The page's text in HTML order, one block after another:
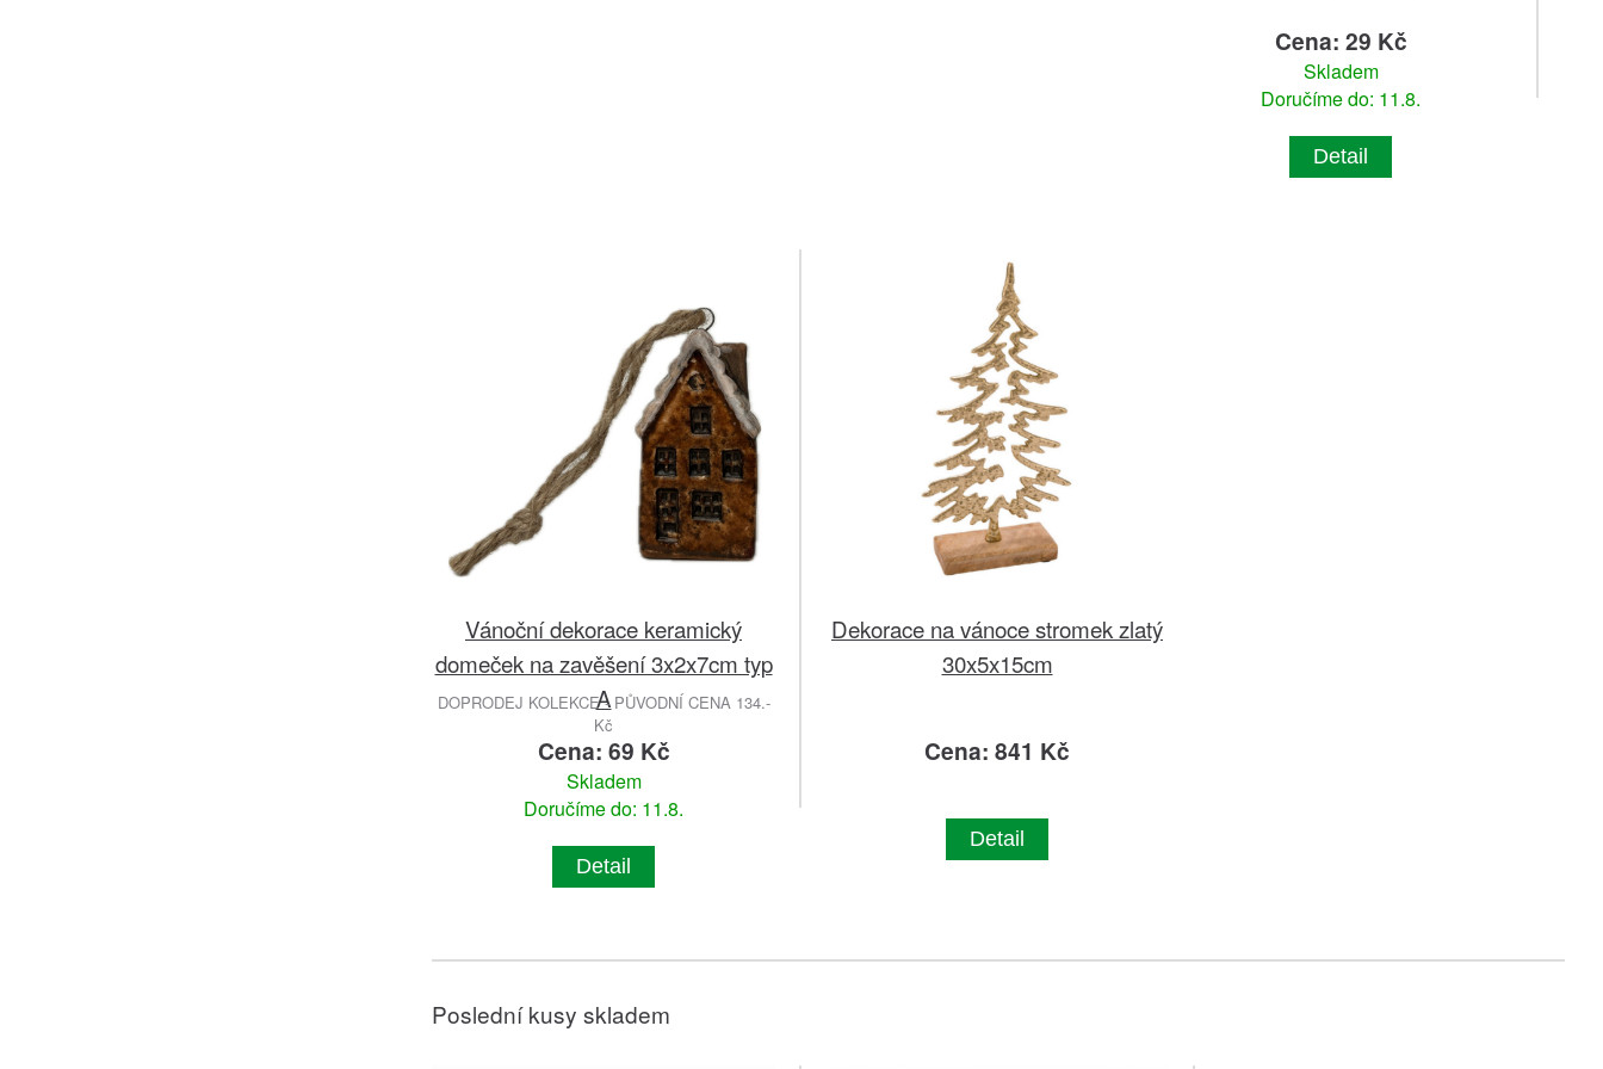
Cena: 29 Kč
Skladem
Doručíme do: 11.8.
Detail
Vánoční dekorace keramický
domeček na zavěšení 3x2x7cm typ
A
DOPRODEJ KOLEKCE - PŮVODNÍ CENA 134.-
Kč
Cena: 69 Kč
Skladem
Doručíme do: 11.8.
Detail
Dekorace na vánoce stromek zlatý
30x5x15cm
Cena: 841 Kč
Detail
Poslední kusy skladem